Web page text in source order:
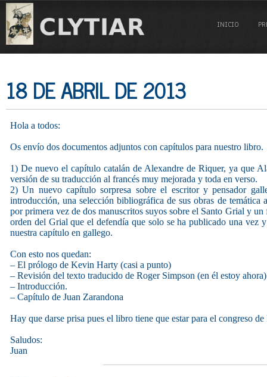
INICIO
18 DE ABRIL DE 2013
Hola a todos:
Os envío dos documentos adjuntos con capítulos para nuestro libro.
1) De nuevo el capítulo catalán de Alexandre de Riquer, ya que
versión de su traducción al francés muy mejorada y toda en verso.
2) Un nuevo capítulo sorpresa sobre el escritor y pensador
introducción, una selección bibliográfica de sus obras de
por primera vez de dos manuscritos suyos sobre el Santo Grial y
orden del Grial que el defendía que solo se ha publicado una vez
nuestra capítulo en gallego.
Con esto nos quedan:
– El prólogo de Kevin Harty (casi a punto)
– Revisión del texto traducido de Roger Simpson (en él estoy
– Introducción.
– Capítulo de Juan Zarandona
Hay que darse prisa pues el libro tiene que estar para el congreso de
Saludos:
Juan